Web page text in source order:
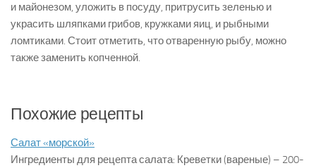
и майонезом, уложить в посуду, притрусить зеленью и
украсить шляпками грибов, кружками яиц, и рыбными
ломтиками. Стоит отметить, что отваренную рыбу, можно
также заменить копченной.
Похожие рецепты
Салат «морской»
Ингредиенты для рецепта салата: Креветки (вареные) – 200-